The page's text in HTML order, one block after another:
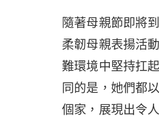
隨著母親節即將
柔韌母親表揚活
難環境中堅持扛
同的是，她們都
個家，展現出令